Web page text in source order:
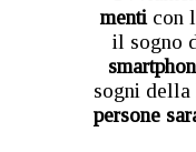
menti con
il sogno
sogni della
persone